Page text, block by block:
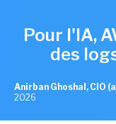
Pour l'IA,
des
Anirban Ghoshal, CIO
2026